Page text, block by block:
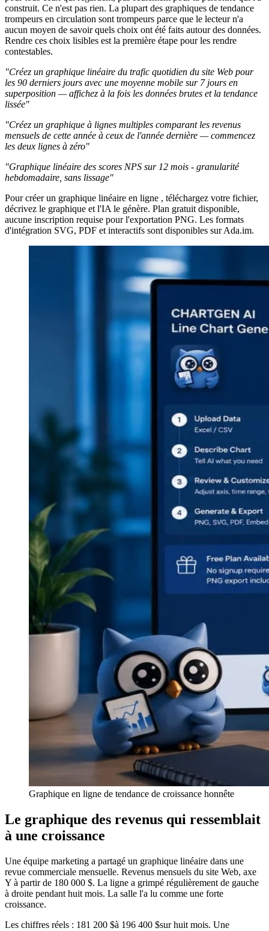
construit. Ce n'est pas rien. La plupart des graphiques de tendance
trompeurs en circulation sont trompeurs parce que le lecteur n'a
aucun moyen de savoir quels choix ont été faits autour des données.
Rendre ces choix lisibles est la première étape pour les rendre
contestables.
"Créez un graphique linéaire du trafic quotidien du site Web pour
les 90 derniers jours avec une moyenne mobile sur 7 jours en
superposition — affichez à la fois les données brutes et la tendance
lissée"
"Créez un graphique à lignes multiples comparant les revenus
mensuels de cette année à ceux de l'année dernière — commencez
les deux lignes à zéro"
"Graphique linéaire des scores NPS sur 12 mois - granularité
hebdomadaire, sans lissage"
Pour créer un graphique linéaire en ligne , téléchargez votre fichier,
décrivez le graphique et l'IA le génère. Plan gratuit disponible,
aucune inscription requise pour l'exportation PNG. Les formats
d'intégration SVG, PDF et interactifs sont disponibles sur Ada.im.
Graphique en ligne de tendance de croissance honnête
Le graphique des revenus qui ressemblait
à une croissance
Une équipe marketing a partagé un graphique linéaire dans une
revue commerciale mensuelle. Revenus mensuels du site Web, axe
Y à partir de 180 000 $. La ligne a grimpé régulièrement de gauche
à droite pendant huit mois. La salle l'a lu comme une forte
croissance.
Les chiffres réels : 181 200 $à 196 400 $sur huit mois. Une